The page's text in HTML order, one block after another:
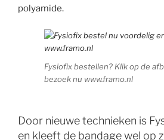
polyamide.
Fysiofix bestellen? Klik op de
bezoek nu www.framo.nl
Door nieuwe technieken is
en kleeft de bandage wel op